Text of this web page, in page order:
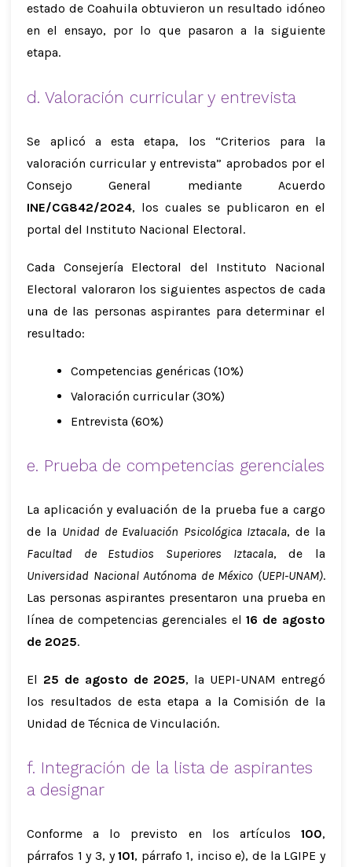
estado de Coahuila obtuvieron un resultado idóneo
en el ensayo, por lo que pasaron a la siguiente
etapa.
d. Valoración curricular y entrevista
Se aplicó a esta etapa, los “Criterios para la
valoración curricular y entrevista” aprobados por el
Consejo General mediante Acuerdo
INE/CG842/2024, los cuales se publicaron en el
portal del Instituto Nacional Electoral.
Cada Consejería Electoral del Instituto Nacional
Electoral valoraron los siguientes aspectos de cada
una de las personas aspirantes para determinar el
resultado:
Competencias genéricas (10%)
Valoración curricular (30%)
Entrevista (60%)
e. Prueba de competencias gerenciales
La aplicación y evaluación de la prueba fue a cargo
de la Unidad de Evaluación Psicológica Iztacala, de la
Facultad de Estudios Superiores Iztacala, de la
Universidad Nacional Autónoma de México (UEPI-UNAM).
Las personas aspirantes presentaron una prueba en
línea de competencias gerenciales el16 de agosto
de 2025.
El 25 de agosto de 2025, la UEPI-UNAM entregó
los resultados de esta etapa a la Comisión de la
Unidad de Técnica de Vinculación.
f. Integración de la lista de aspirantes
a designar
Conforme a lo previsto en los artículos 100,
párrafos 1 y 3, y101, párrafo 1, inciso e), de la LGIPE y